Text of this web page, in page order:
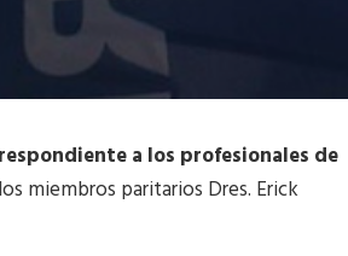
a los profesionales de
miembros paritarios Dres. Erick